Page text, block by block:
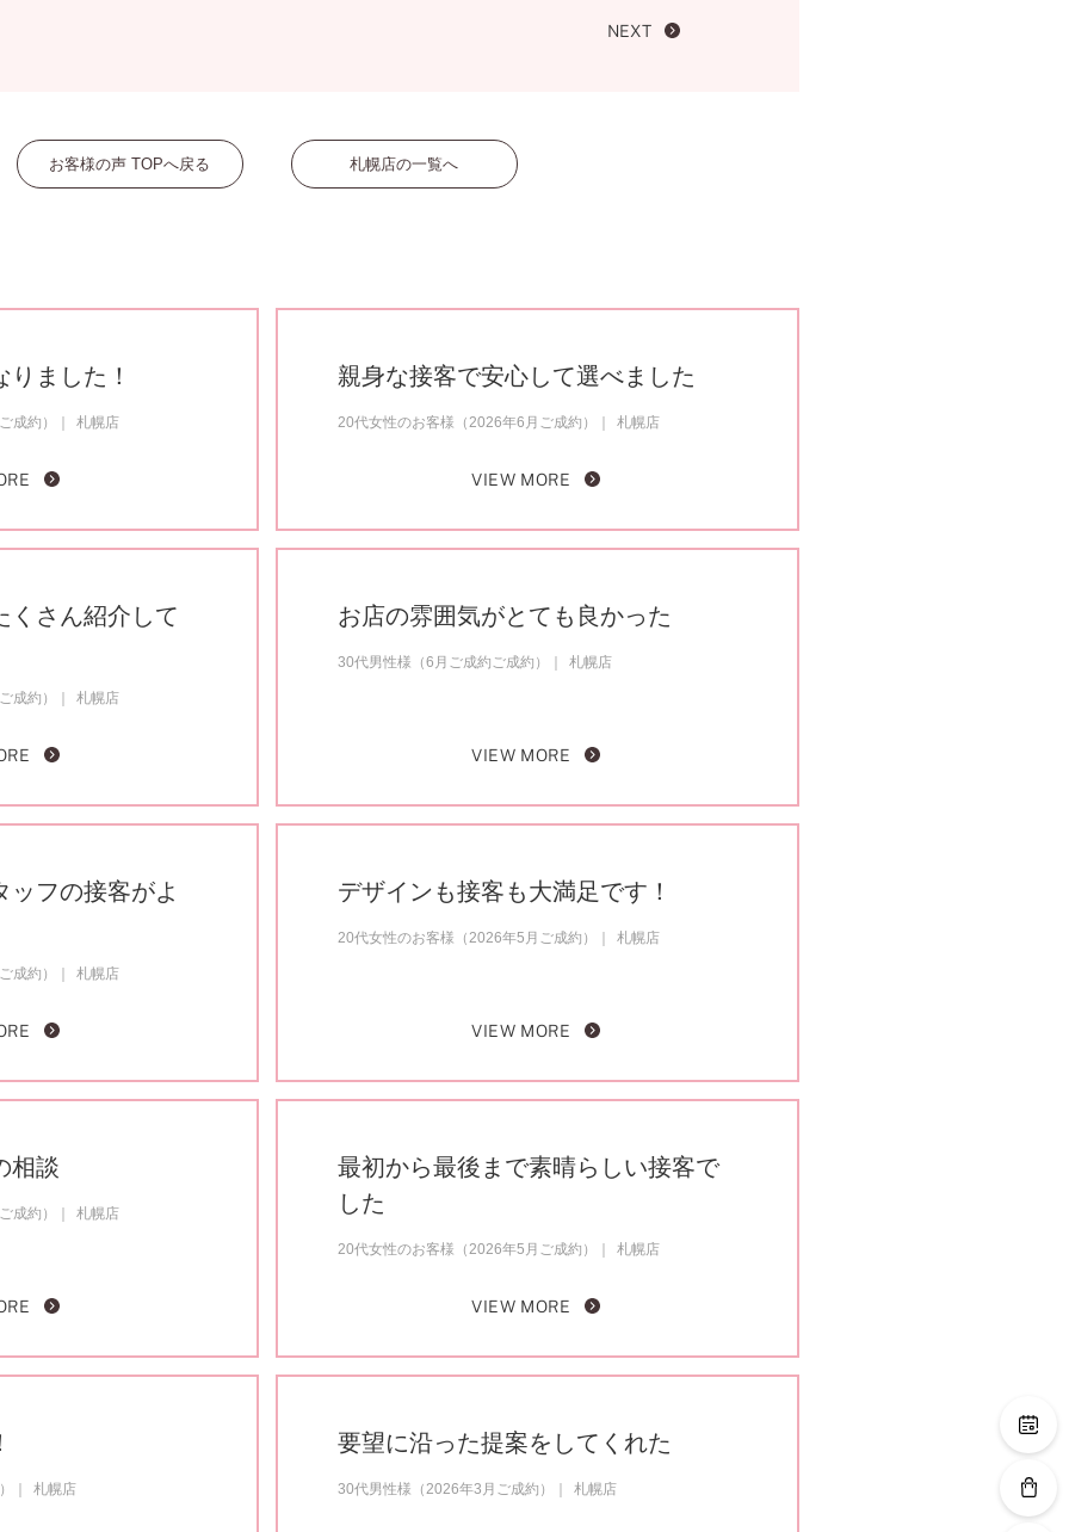
NEXT
お客様の声 TOPへ戻る 札幌店の一覧へ
ました！
成約） 札幌店
親身な接客で安心して選べました
20代女性のお客様（2026年6月ご成約） 札幌店
VIEW MORE
くさん紹介して
成約） 札幌店
お店の雰囲気がとても良かった
30代男性様（6月ご成約ご成約） 札幌店
VIEW MORE
ッフの接客がよ
成約） 札幌店
デザインも接客も大満足です！
20代女性のお客様（2026年5月ご成約） 札幌店
VIEW MORE
相談
成約） 札幌店
最初から最後まで素晴らしい接客で
した
20代女性のお客様（2026年5月ご成約） 札幌店
VIEW MORE
札幌店
要望に沿った提案をしてくれた
30代男性様（2026年3月ご成約） 札幌店